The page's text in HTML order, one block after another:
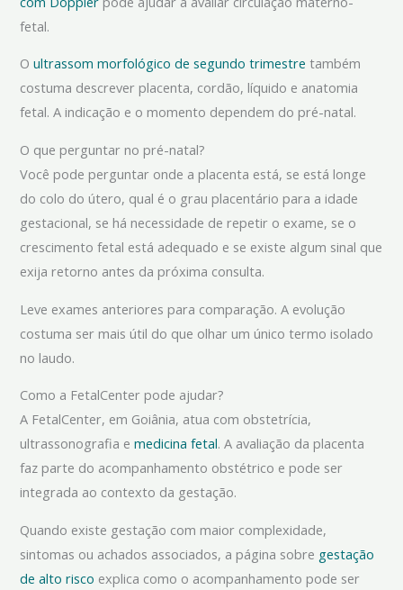
fetal.
Oultrassom morfológico de segundo trimestre também
costuma descrever placenta, cordão, líquido e anatomia
fetal. A indicação e o momento dependem do pré-natal.
O que perguntar no pré-natal?
Você pode perguntar onde a placenta está, se está longe
do colo do útero, qual é o grau placentário para a idade
gestacional, se há necessidade de repetir o exame, se o
crescimento fetal está adequado e se existe algum sinal que
exija retorno antes da próxima consulta.
Leve exames anteriores para comparação. A evolução
costuma ser mais útil do que olhar um único termo isolado
no laudo.
Como a FetalCenter pode ajudar?
A FetalCenter, em Goiânia, atua com obstetrícia,
ultrassonografia emedicina fetal. A avaliação da placenta
faz parte do acompanhamento obstétrico e pode ser
integrada ao contexto da gestação.
Quando existe gestação com maior complexidade,
sintomas ou achados associados, a página sobre gestação
de alto risco explica como o acompanhamento pode ser